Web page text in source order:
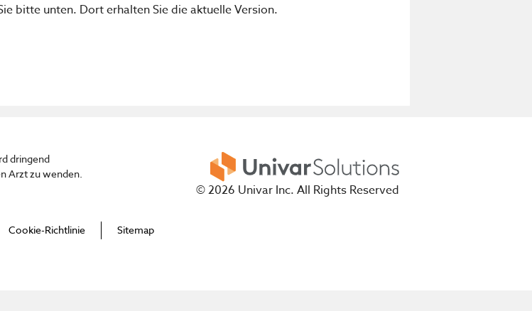
bitte unten. Dort erhalten Sie die aktuelle Version.
dringend
Arzt zu wenden.
© 2026 Univar Inc. All Rights Reserved
Cookie-Richtlinie Sitemap